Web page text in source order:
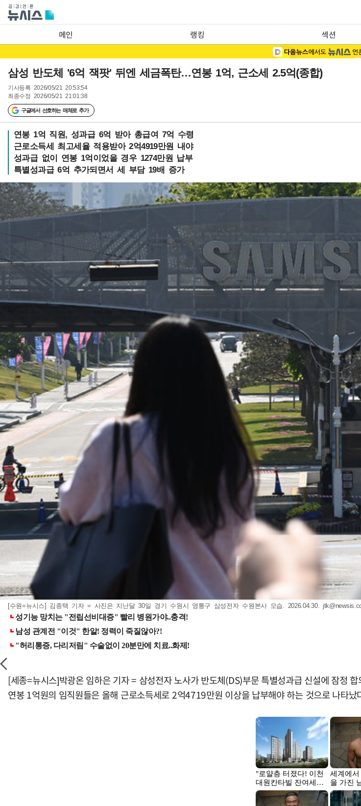
메인 랭킹 섹션
삼성 반도체 '6억 잭팟' 뒤엔 세금폭탄…연봉 1억, 근소세 2.5억(종합)
기사등록 2026/05/21 20:53:54
최종수정 2026/05/21 21:01:38
구글에서 선호하는 매체로 추가
연봉 1억 직원, 성과급 6억 받아 총급여 7억 수령
근로소득세 최고세율 적용받아 2억4919만원 내야
성과급 없이 연봉 1억이었을 경우 1274만원 납부
특별성과급 6억 추가되면서 세 부담 19배 증가
[수원=뉴시스] 김종택 기자 = 사진은 지난달 30일 경기 수원시 영통구 삼성전자 수원본사 모습. 2026.04.30.
[세종=뉴시스]박광온 임하은 기자 = 삼성전자 노사가 반도체(DS)부문 특별성과급 신설에 잠정
연봉 1억원의 임직원들은 올해 근로소득세로 2억4719만원 이상을 납부해야 하는 것으로 나타났